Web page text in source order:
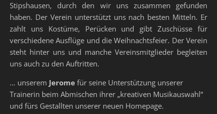
Stipshausen, durch den wir uns zusammen gefunden
haben. Der Verein unterstützt uns nach besten Mitteln. Er
zahlt uns Kostüme, Perücken und gibt Zuschüsse für
verschiedene Ausflüge und die Weihnachtsfeier. Der Verein
steht hinter uns und manche Vereinsmitglieder begleiten
uns auch zu den Auftritten.
… unserem Jerome für seine Unterstützung unserer
Trainerin beim Abmischen ihrer „kreativen Musikauswahl“
und fürs Gestallten unserer neuen Homepage.